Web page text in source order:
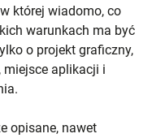
której wiadomo, co
warunkach ma być
o projekt graficzny,
miejsce aplikacji i
opisane, nawet